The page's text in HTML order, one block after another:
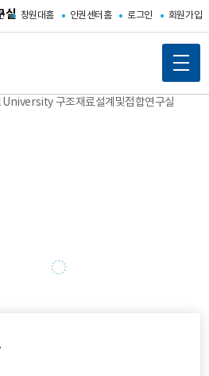
실 창원대홈 인권센터홈 로그인 회원가입
및 접합연구실